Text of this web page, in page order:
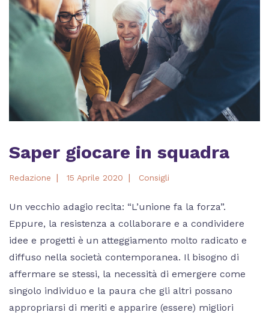
Saper giocare in squadra
Redazione | 15 Aprile 2020 | Consigli
Un vecchio adagio recita: “L’unione fa la forza”.
Eppure, la resistenza a collaborare e a condividere
idee e progetti è un atteggiamento molto radicato e
diffuso nella società contemporanea. Il bisogno di
affermare se stessi, la necessità di emergere come
singolo individuo e la paura che gli altri possano
appropriarsi di meriti e apparire (essere) migliori